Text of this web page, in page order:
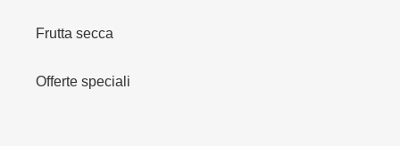
Frutta secca
Offerte speciali